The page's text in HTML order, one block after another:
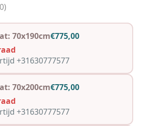
dit product is
70x190cm€775,00
+31630777577
70x200cm€775,00
+31630777577